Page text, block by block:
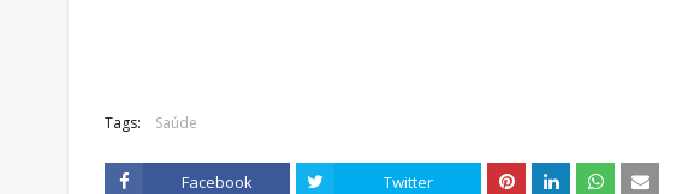
Tags: Saúde
Facebook Twitter